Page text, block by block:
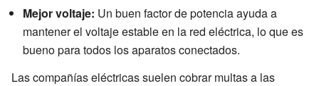
Mejor voltaje: Un buen factor de potencia ayuda a
mantener el voltaje estable en la red eléctrica, lo que es
bueno para todos los aparatos conectados.
Las compañías eléctricas suelen cobrar multas a las